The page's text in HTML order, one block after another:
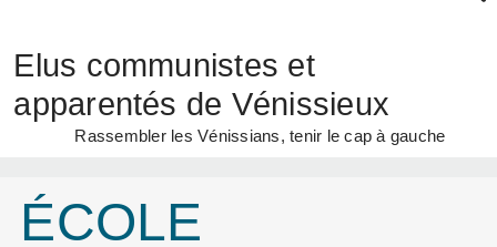
Elus communistes et
apparentés de Vénissieux
Rassembler les Vénissians, tenir le cap à gauche
ÉCOLE